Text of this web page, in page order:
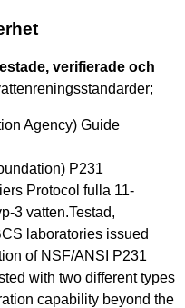
verifierade och
Agency) Guide
P231
Protocol fulla 11-
3 vatten.Testad,
laboratories issued
of NSF/ANSI P231
with two different types
capability beyond the